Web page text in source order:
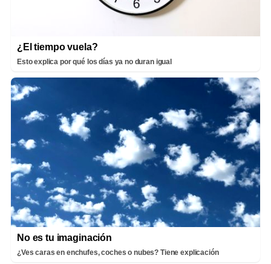
¿El tiempo vuela?
Esto explica por qué los días ya no duran igual
No es tu imaginación
¿Ves caras en enchufes, coches o nubes? Tiene explicación